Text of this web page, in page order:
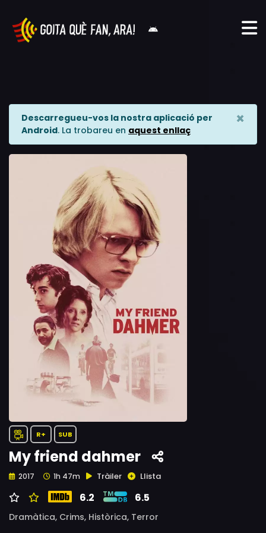
Descarregueu-vos la nostra aplicació per
Android. La trobareu en aquest enllaç
×
R+ SUB
My friend dahmer
2017 1h 47m Tràiler Llista
6.2 6.5
Dramàtica, Crims, Històrica, Terror